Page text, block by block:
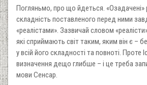
Погляньмо, про що йдеться. «Озадачені»
складність поставленого перед ними
«реалістами». Зазвичай словом
які сприймають світ таким, яким він є –
у всій його складності та повноті. Проте
визначення дещо глибше – і це треба
мови Сенсар.